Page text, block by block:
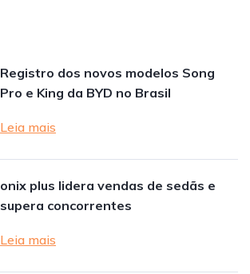
Registro dos novos modelos Song
Pro e King da BYD no Brasil
Leia mais
onix plus lidera vendas de sedãs e
supera concorrentes
Leia mais